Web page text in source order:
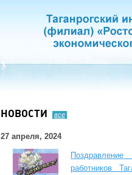
НОВОСТИ все
27 апреля, 2024
работников